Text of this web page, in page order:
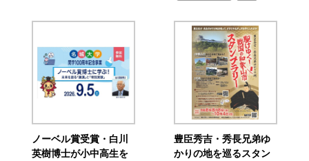
ノーベル賞受賞・白川
英樹博士が小中高生を
豊臣秀吉・秀長兄弟ゆ
かりの地を巡るスタン